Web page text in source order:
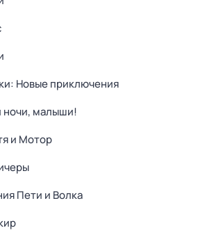
Новые приключения
ночи, малыши!
и Мотор
Пети и Волка